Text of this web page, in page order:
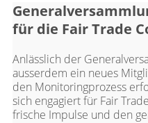
für die Fair Trade
Anlässlich der
ausserdem ein neues
den Monitoringprozess
sich engagiert für Fair
frische Impulse und den